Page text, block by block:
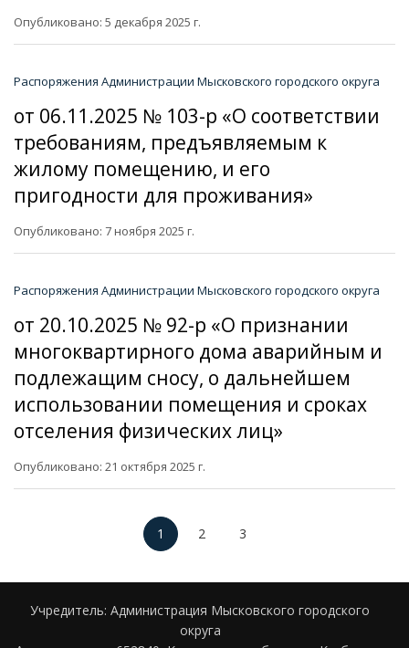
Опубликовано: 5 декабря 2025 г.
Распоряжения Администрации Мысковского городского округа
от 06.11.2025 № 103-р «О соответствии
требованиям, предъявляемым к
жилому помещению, и его
пригодности для проживания»
Опубликовано: 7 ноября 2025 г.
Распоряжения Администрации Мысковского городского округа
от 20.10.2025 № 92-р «О признании
многоквартирного дома аварийным и
подлежащим сносу, о дальнейшем
использовании помещения и сроках
отселения физических лиц»
Опубликовано: 21 октября 2025 г.
1 2 3
Учредитель: Администрация Мысковского городского
округа